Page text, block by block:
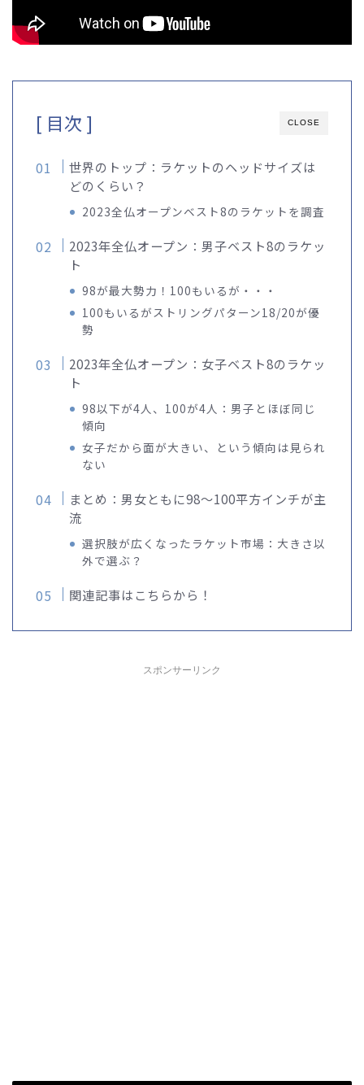
CLOSE
[ 目次 ]
世界のトップ：ラケットのヘッドサイズは
どのくらい？
2023全仏オープンベスト8のラケットを調査
2023年全仏オープン：男子ベスト8のラケッ
ト
98が最大勢力！100もいるが・・・
100もいるがストリングパターン18/20が優
勢
2023年全仏オープン：女子ベスト8のラケッ
ト
98以下が4人、100が4人：男子とほぼ同じ
傾向
女子だから面が大きい、という傾向は見られ
ない
まとめ：男女ともに98〜100平方インチが主
流
選択肢が広くなったラケット市場：大きさ以
外で選ぶ？
関連記事はこちらから！
スポンサーリンク